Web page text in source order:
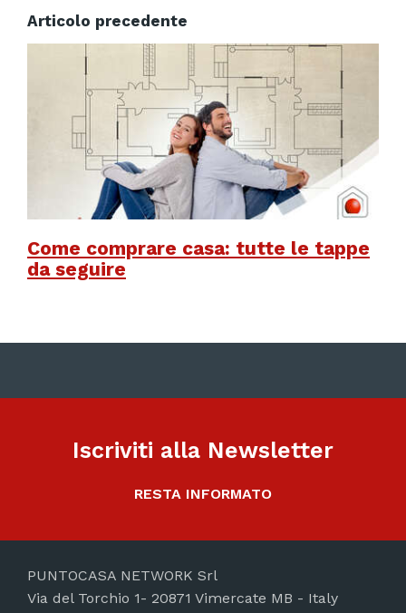
Articolo precedente
Come comprare casa: tutte le tappe
da seguire
Iscriviti alla Newsletter
RESTA INFORMATO
PUNTOCASA NETWORK Srl
Via del Torchio 1- 20871 Vimercate MB - Italy